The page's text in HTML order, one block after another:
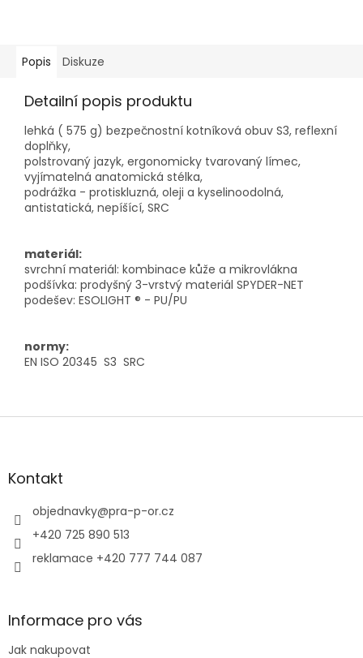
Popis Diskuze
Detailní popis produktu
lehká ( 575 g) bezpečnostní kotníková obuv S3, reflexní
doplňky,
polstrovaný jazyk, ergonomicky tvarovaný límec,
vyjímatelná anatomická stélka,
podrážka - protiskluzná, oleji a kyselinoodolná,
antistatická, nepíšící, SRC
materiál:
svrchní materiál: kombinace kůže a mikrovlákna
podšívka: prodyšný 3-vrstvý materiál SPYDER-NET
podešev: ESOLIGHT ® - PU/PU
normy:
EN ISO 20345 S3 SRC
Z
aKontakt
objednavky@pra-p-or.cz
+420 725 890 513
reklamace +420 777 744 087
Informace pro vás
Jak nakupovat